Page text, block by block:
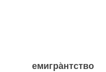
емигра̀нтство